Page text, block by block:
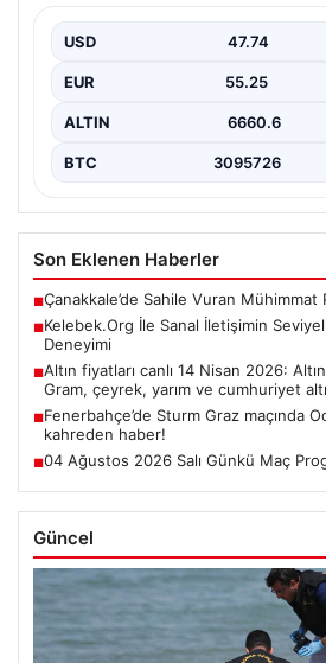
oluşturması kritik bir önem
olarak…
USD 47.74
EUR 55.25
ALTIN 6660.6
BTC 3095726
Son Eklenen Haberler
■Çanakkale’de Sahile Vuran Mühimmat
■Kelebek.Org İle Sanal İletişimin
Deneyimi
■Altın fiyatları canlı 14 Nisan 2026:
Gram, çeyrek, yarım ve cumhuriyet
■Fenerbahçe’de Sturm Graz maçında
kahreden haber!
■04 Ağustos 2026 Salı Günkü Maç
Güncel